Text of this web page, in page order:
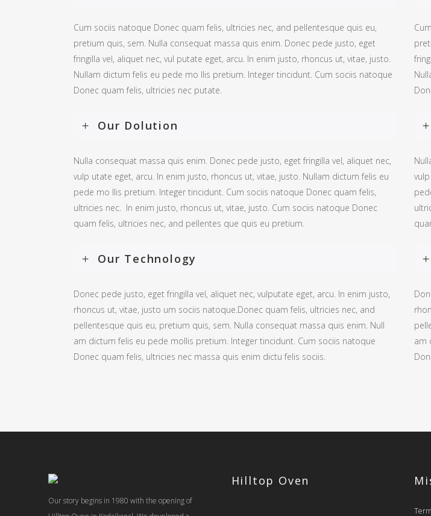
Cum sociis natoque Donec quam felis, ultricies nec, and pellentesque quis eu,
pretium quis, sem. Nulla consequat massa quis enim. Donec pede justo, eget
fringilla vel, aliquet nec, vul putate eget, arcu. In enim justo, rhoncus ut, vitae, justo.
Nullam dictum felis eu pede mo llis pretium. Integer tincidunt. Cum sociis natoque
Donec quam felis, ultricies nec putate.
Our Dolution
Nulla consequat massa quis enim. Donec pede justo, eget fringilla vel, aliquet nec,
vulp utate eget, arcu. In enim justo, rhoncus ut, vitae, justo. Nullam dictum felis eu
pede mo llis pretium. Integer tincidunt. Cum sociis natoque Donec quam felis,
ultricies nec. In enim justo, rhoncus ut, vitae, justo. Cum sociis natoque Donec
quam felis, ultricies nec, and pellentes que quis eu pretium.
Our Technology
Donec pede justo, eget fringilla vel, aliquet nec, vulputate eget, arcu. In enim justo,
rhoncus ut, vitae, justo um sociis natoque.Donec quam felis, ultricies nec, and
pellentesque quis eu, pretium quis, sem. Nulla consequat massa quis enim. Null
am dictum felis eu pede mollis pretium. Integer tincidunt. Cum sociis natoque
Donec quam felis, ultricies nec massa quis enim dictu felis sociis.
am
Our story begins in 1980 with the opening of
Hilltop Oven